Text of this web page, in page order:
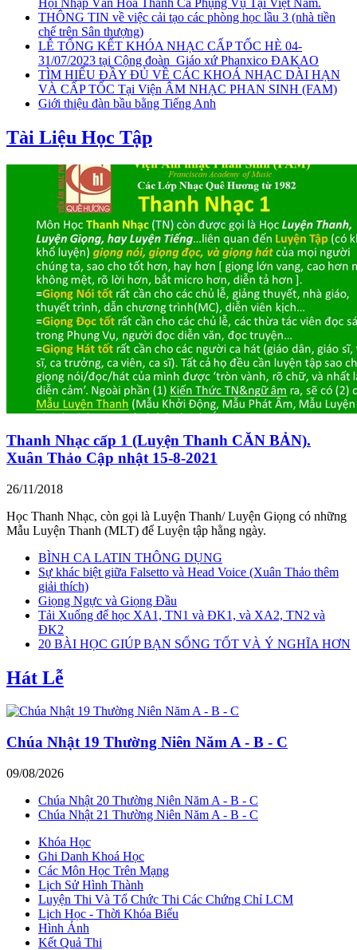
Hội Nhập Văn Hóa Thánh Ca Phụng Vụ Tại Việt Nam.
THÔNG TIN về việc cải tạo các phòng học lầu 3 (nhà tiền
chế trên Sân thượng)
LỄ TỔNG KẾT KHÓA NHẠC CẤP TỐC HÈ 04-
31/07/2023 tại Cộng đoàn_Giáo xứ Phanxico ĐAKAO
TÌM HIỂU ĐẦY ĐỦ VỀ CÁC KHOÁ NHẠC DÀI HẠN
VÀ CẤP TỐC Tại Viện ÂM NHẠC PHAN SINH (FAM)
Giới thiệu đàn bầu bằng Tiếng Anh
Tài Liệu Học Tập
Thanh Nhạc cấp 1 (Luyện Thanh CĂN BẢN).
Xuân Thảo Cập nhật 15-8-2021
26/11/2018
Học Thanh Nhạc, còn gọi là Luyện Thanh/ Luyện Giọng có những
Mẫu Luyện Thanh (MLT) để Luyện tập hằng ngày.
BÌNH CA LATIN THÔNG DỤNG
Sự khác biệt giữa Falsetto và Head Voice (Xuân Thảo thêm
giải thích)
Giọng Ngực và Giọng Đầu
Tải Xuống để học XA1, TN1 và ĐK1, và XA2, TN2 và
ĐK2
20 BÀI HỌC GIÚP BẠN SỐNG TỐT VÀ Ý NGHĨA HƠN
Hát Lễ
Chúa Nhật 19 Thường Niên Năm A - B - C
09/08/2026
Chúa Nhật 20 Thường Niên Năm A - B - C
Chúa Nhật 21 Thường Niên Năm A - B - C
Khóa Học
Ghi Danh Khoá Học
Các Môn Học Trên Mạng
Lịch Sử Hình Thành
Luyện Thi Và Tổ Chức Thi Các Chứng Chỉ LCM
Lịch Học - Thời Khóa Biểu
Hình Ảnh
Kết Quả Thi